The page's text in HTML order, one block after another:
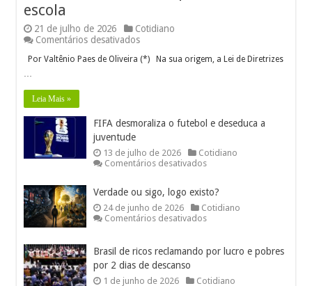
escola
21 de julho de 2026
Cotidiano
Comentários desativadosem
a
Por Valtênio Paes de Oliveira (*) Na sua origem, a Lei de Diretrizes
…
Leia Mais »
FIFA desmoraliza o futebol e deseduca a
juventude
13 de julho de 2026
Cotidiano
Comentários desativadosem
o
futebol
juventude
Verdade ou sigo, logo existo?
24 de junho de 2026
Cotidiano
Comentários desativadosem
sigo,
logo
Brasil de ricos reclamando por lucro e pobres
por 2 dias de descanso
1 de junho de 2026
Cotidiano